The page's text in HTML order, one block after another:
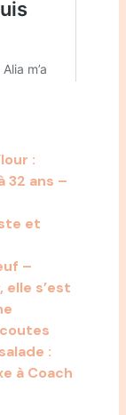
:
32 ans –
et
–
elle s’est
:
à Coach